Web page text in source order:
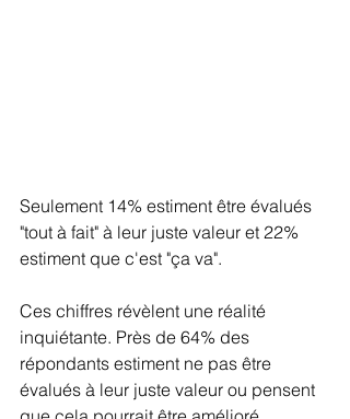
Seulement 14% estiment être évalués
"tout à fait" à leur juste valeur et 22%
estiment que c'est "ça va".
Ces chiffres révèlent une réalité
inquiétante. Près de 64% des
répondants estiment ne pas être
évalués à leur juste valeur ou pensent